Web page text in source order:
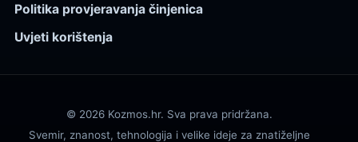
Politika provjeravanja činjenica
Uvjeti korištenja
© 2026 Kozmos.hr. Sva prava pridržana.
Svemir, znanost, tehnologija i velike ideje za znatiželjne